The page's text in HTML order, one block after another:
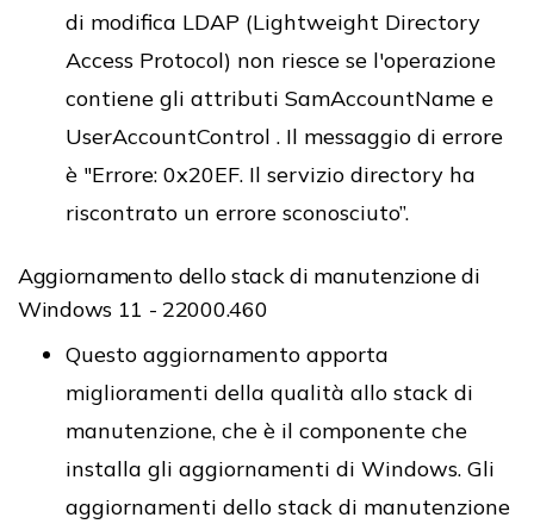
di modifica LDAP (Lightweight Directory
Access Protocol) non riesce se l'operazione
contiene gli attributi SamAccountName e
UserAccountControl . Il messaggio di errore
è "Errore: 0x20EF. Il servizio directory ha
riscontrato un errore sconosciuto”.
Aggiornamento dello stack di manutenzione di
Windows 11 - 22000.460
Questo aggiornamento apporta
miglioramenti della qualità allo stack di
manutenzione, che è il componente che
installa gli aggiornamenti di Windows. Gli
aggiornamenti dello stack di manutenzione